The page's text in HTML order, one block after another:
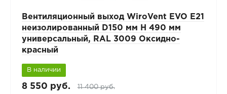
Вентиляционный выход WiroVent EVO E21
неизолированный D150 мм Н 490 мм
универсальный, RAL 3009 Оксидно-
красный
В наличии
8 550 руб. 11 400 руб.